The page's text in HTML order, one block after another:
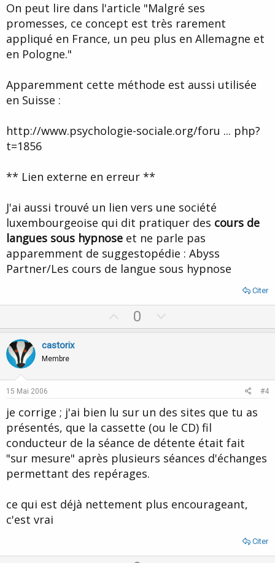
On peut lire dans l'article "Malgré ses
promesses, ce concept est très rarement
appliqué en France, un peu plus en Allemagne et
en Pologne."
Apparemment cette méthode est aussi utilisée
en Suisse :
http://www.psychologie-sociale.org/foru ... php?
t=1856
** Lien externe en erreur **
J'ai aussi trouvé un lien vers une société
luxembourgeoise qui dit pratiquer des cours de
langues sous hypnose et ne parle pas
apparemment de suggestopédie : Abyss
Partner/Les cours de langue sous hypnose
Citer
p
0
o
e
castorix
Membre
15 Mai 2006 #4
je corrige ; j'ai bien lu sur un des sites que tu as
présentés, que la cassette (ou le CD) fil
conducteur de la séance de détente était fait
"sur mesure" après plusieurs séances d'échanges
permettant des repérages.
ce qui est déjà nettement plus encourageant,
c'est vrai
Citer